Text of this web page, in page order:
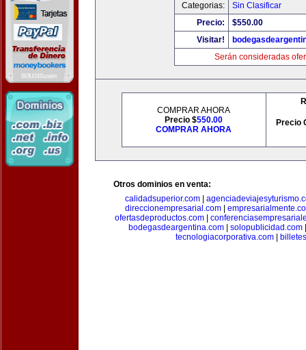
Categorias:
Sin Clasificar
Precio:
$550.00
Visitar!
Serán consideradas
COMPRAR AHORA
Precio $550.00
COMPRAR AHORA
Precio
Otros dominios en venta:
calidadsuperior.com|
direccionempresarial.com
ofertasdeproductos.com|
bodegasdeargentina.com| solopublicidad.com
tecnologiacorporativa.com